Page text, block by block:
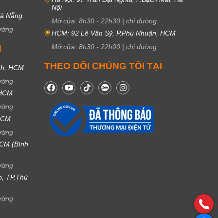
Nẵng
HCM
(Bình
TP.Thủ
Nội
Mở cửa: 8h30 - 22h30 | chỉ đường
HCM: 92 Lê Văn Sỹ, P.Phú Nhuận, HCM
Mở cửa: 8h30 - 22h00 | chỉ đường
THEO DÕI CHÚNG TÔI TẠI